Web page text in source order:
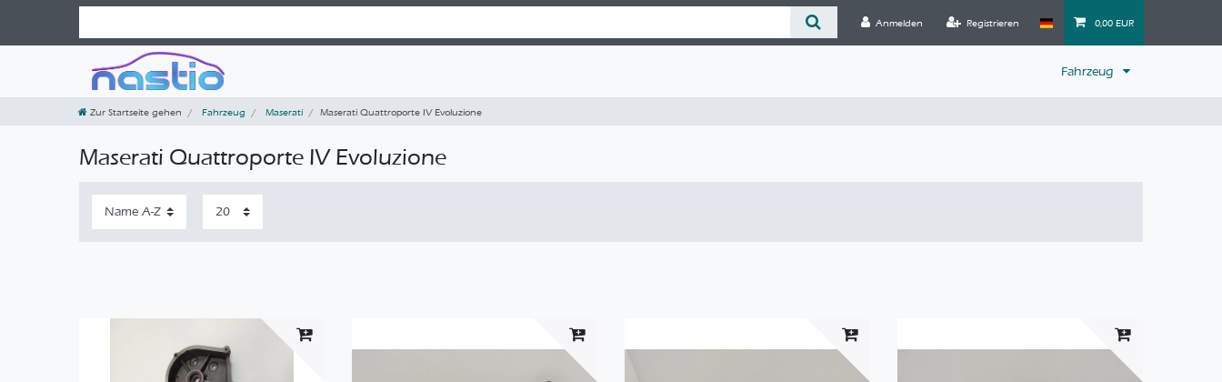
Anmelden Registrieren 0,00 EUR
Fahrzeug
Zur Startseite gehen Fahrzeug Maserati Maserati Quattroporte IV Evoluzione
Maserati Quattroporte IV Evoluzione